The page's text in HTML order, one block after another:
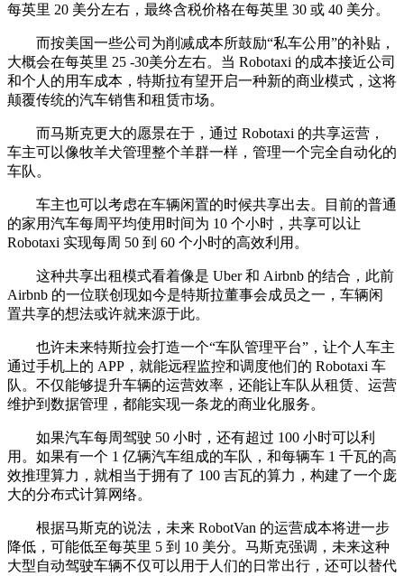
每英里 20 美分左右，最终含税价格在每英里 30 或 40 美分。
而按美国一些公司为削减成本所鼓励“私车公用”的补贴，
大概会在每英里 25 -30美分左右。当 Robotaxi 的成本接近公司
和个人的用车成本，特斯拉有望开启一种新的商业模式，这将
颠覆传统的汽车销售和租赁市场。
而马斯克更大的愿景在于，通过 Robotaxi 的共享运营，
车主可以像牧羊犬管理整个羊群一样，管理一个完全自动化的
车队。
车主也可以考虑在车辆闲置的时候共享出去。目前的普通
的家用汽车每周平均使用时间为 10 个小时，共享可以让
Robotaxi 实现每周 50 到 60 个小时的高效利用。
这种共享出租模式看着像是 Uber 和 Airbnb 的结合，此前
Airbnb 的一位联创现如今是特斯拉董事会成员之一，车辆闲
置共享的想法或许就来源于此。
也许未来特斯拉会打造一个“车队管理平台”，让个人车主
通过手机上的 APP，就能远程监控和调度他们的 Robotaxi 车
队。不仅能够提升车辆的运营效率，还能让车队从租赁、运营
维护到数据管理，都能实现一条龙的商业化服务。
如果汽车每周驾驶 50 小时，还有超过 100 小时可以利
用。如果有一个 1 亿辆汽车组成的车队，和每辆车 1 千瓦的高
效推理算力，就相当于拥有了 100 吉瓦的算力，构建了一个庞
大的分布式计算网络。
根据马斯克的说法，未来 RobotVan 的运营成本将进一步
降低，可能低至每英里 5 到 10 美分。马斯克强调，未来这种
大型自动驾驶车辆不仅可以用于人们的日常出行，还可以替代